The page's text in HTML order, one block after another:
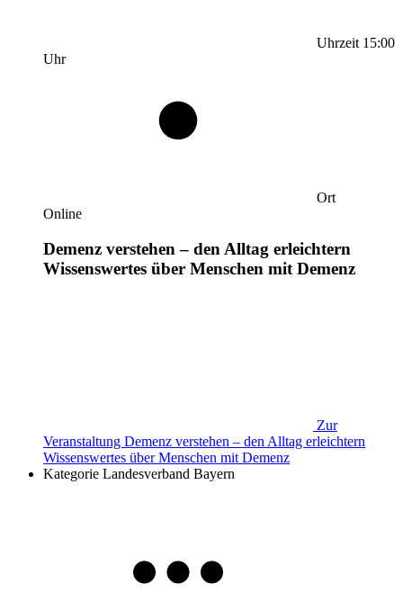
Uhrzeit 15:00
Uhr
Ort
Online
Demenz verstehen – den Alltag erleichtern
Wissenswertes über Menschen mit Demenz
Zur
Veranstaltung Demenz verstehen – den Alltag erleichtern
Wissenswertes über Menschen mit Demenz
Kategorie Landesverband Bayern